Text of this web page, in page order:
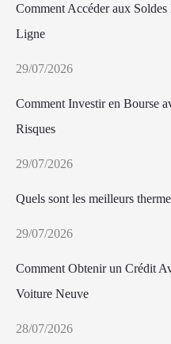
Comment Accéder aux
Ligne
29/07/2026
Comment Investir en Bourse
Risques
29/07/2026
Quels sont les meilleurs
29/07/2026
Comment Obtenir un Crédit
Voiture Neuve
28/07/2026